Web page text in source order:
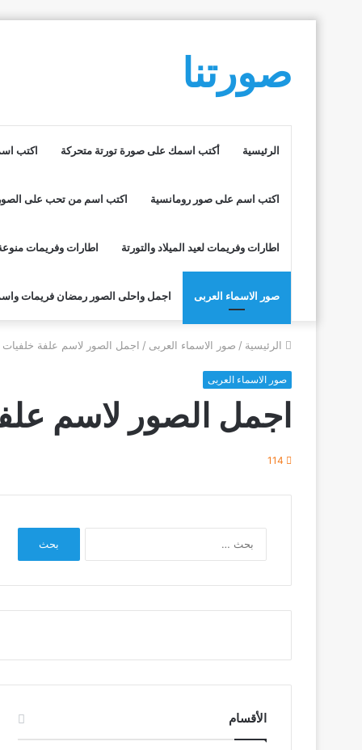
صورتنا
الرئيسية أكتب اسمك على صورة تورتة متحركة اكتب
اكتب اسم على صور رومانسية اكتب اسم من تحب على
اطارات وفريمات لعيد الميلاد والتورتة اطارات وفريمات
صور الاسماء العربى اجمل واحلى الصور رمضان فريمات
الرئيسية / صور الاسماء العربى / اجمل الصور لاسم علفة خلفيات
صور الاسماء العربى
اجمل الصور لاسم
114
الأقسام